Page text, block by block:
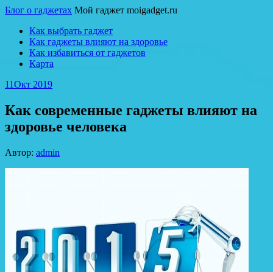
Блог о гаджетах Мой гаджет moigadget.ru
Как выбрать гаджет
Как гаджеты влияют на здоровье
Как избавиться от гаджетов
Карта
11Окт 2019
Как современные гаджеты влияют на
здоровье человека
Автор: admin